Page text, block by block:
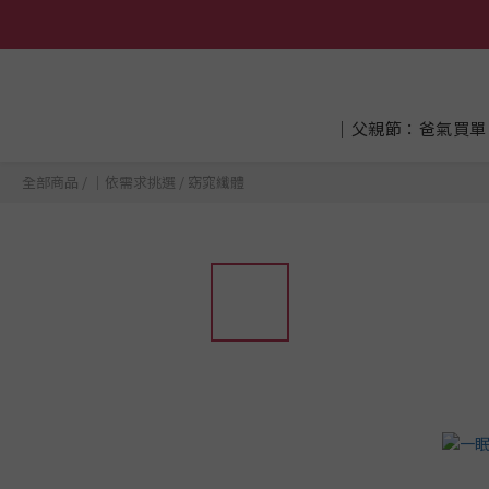
│父親節：爸氣買單
全部商品 / │依需求挑選 / 窈窕纖體